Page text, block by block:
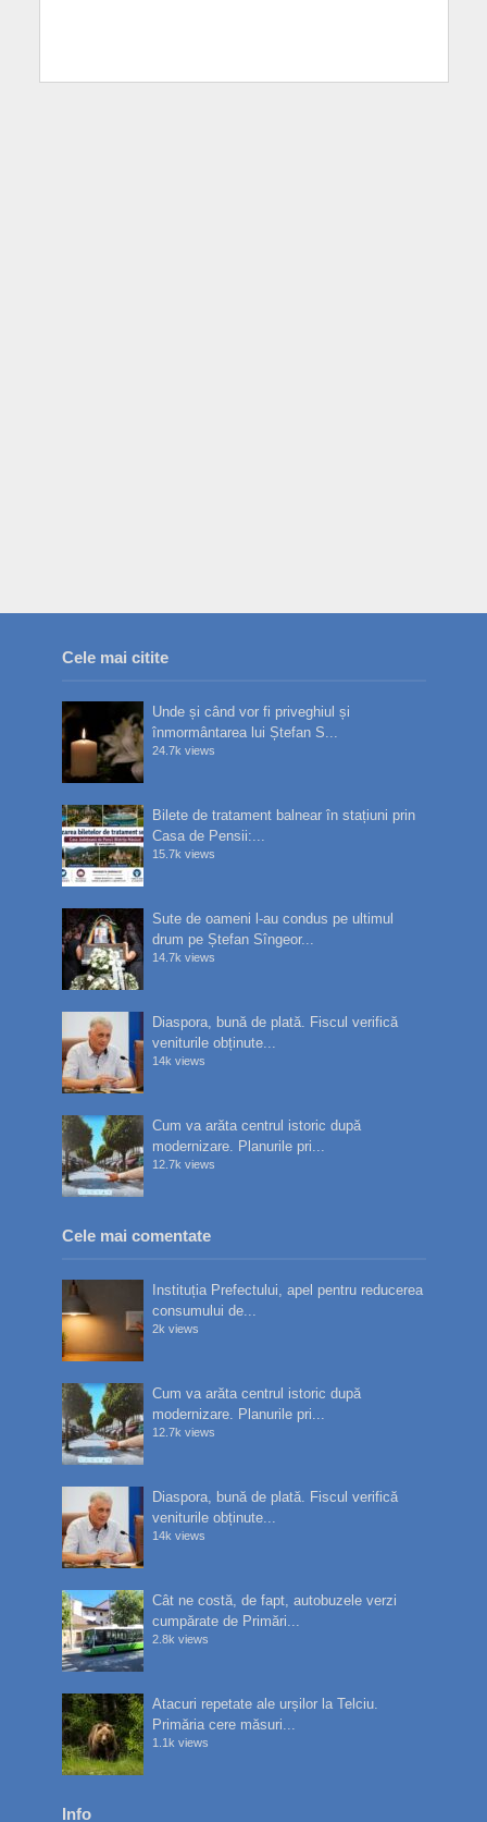
Cele mai citite
Unde și când vor fi priveghiul și
înmormântarea lui Ștefan S...
24.7k views
Bilete de tratament balnear în stațiuni prin
Casa de Pensii:...
15.7k views
Sute de oameni l-au condus pe ultimul
drum pe Ștefan Sîngeor...
14.7k views
Diaspora, bună de plată. Fiscul verifică
veniturile obținute...
14k views
Cum va arăta centrul istoric după
modernizare. Planurile pri...
12.7k views
Cele mai comentate
Instituția Prefectului, apel pentru reducerea
consumului de...
2k views
Cum va arăta centrul istoric după
modernizare. Planurile pri...
12.7k views
Diaspora, bună de plată. Fiscul verifică
veniturile obținute...
14k views
Cât ne costă, de fapt, autobuzele verzi
cumpărate de Primări...
2.8k views
Atacuri repetate ale urșilor la Telciu.
Primăria cere măsuri...
1.1k views
Info